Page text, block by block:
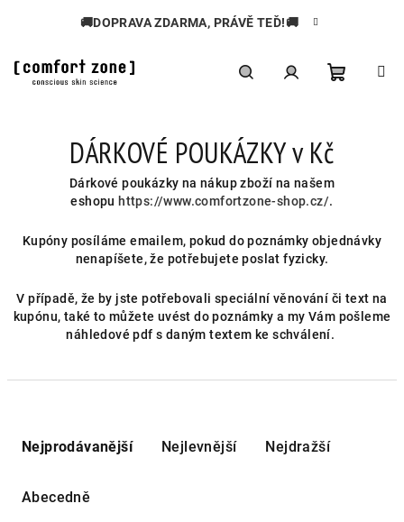
🚚DOPRAVA ZDARMA, PRÁVĚ TEĎ!🚚
DÁRKOVÉ POUKÁZKY v Kč
Dárkové poukázky na nákup zboží na našem
eshopu https://www.comfortzone-shop.cz/.
Kupóny posíláme emailem, pokud do poznámky objednávky
nenapíšete, že potřebujete poslat fyzicky.
V případě, že by jste potřebovali speciální věnování či text na
kupónu, také to můžete uvést do poznámky a my Vám pošleme
náhledové pdf s daným textem ke schválení.
Nejprodávanější Nejlevnější Nejdražší
Abecedně